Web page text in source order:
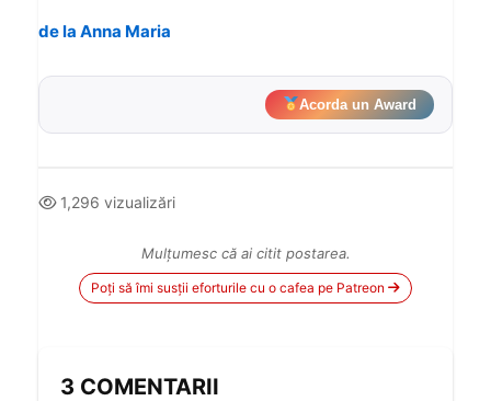
de la Anna Maria
Acorda un Award
1,296 vizualizări
Mulțumesc că ai citit postarea.
Poți să îmi susții eforturile cu o cafea pe Patreon
3 COMENTARII